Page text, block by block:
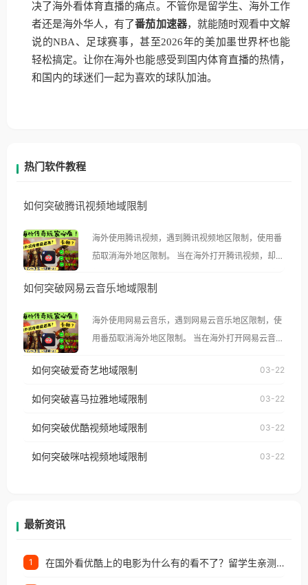
决了海外看体育直播的痛点。不管你是留学生、海外工作
者还是海外华人，有了番茄加速器，就能随时观看中文解
说的NBA、足球赛事，甚至2026年的美加墨世界杯也能
轻松搞定。让你在海外也能感受到国内体育直播的热情，
和国内的球迷们一起为喜欢的球队加油。
热门软件教程
如何突破腾讯视频地域限制
海外使用腾讯视频，遇到腾讯视频地区限制，使用番
茄取消海外地区限制。 当在海外打开腾讯视频，却突
示语。 海外用户如香港、澳门、台湾、美国、加拿
像其他音乐平台一样，出现地区及版权限制问题，且
仅能在中国大陆地区播放。 遇到这个问题的朋友们，
使用番茄回国加速器，即可解决「海外用户收听腾讯
台湾、美国、加拿大、澳大利亚、欧洲等国家和地区
权限制所困扰。
如何突破网易云音乐地域限制
海外使用网易云音乐，遇到网易云音乐地区限制，使
用番茄取消海外地区限制。 当在海外打开网易云音
播放”的提示语。 海外用户如香港、澳门、台湾、美
国、加拿大、澳大利亚、欧洲等国家和地区时，网易
制问题，且仅能在中国大陆地区播放。 遇到这个问题
户收听网易云音乐地区版权限制」的问题，无论人在
如何突破爱奇艺地域限制 03-22
如何突破喜马拉雅地域限制 03-22
如何突破优酷视频地域限制 03-22
如何突破咪咕视频地域限制 03-22
最新资讯
1 在国外看优酷上的电影为什么有的看不了？留学生亲测有效的回国加速方案